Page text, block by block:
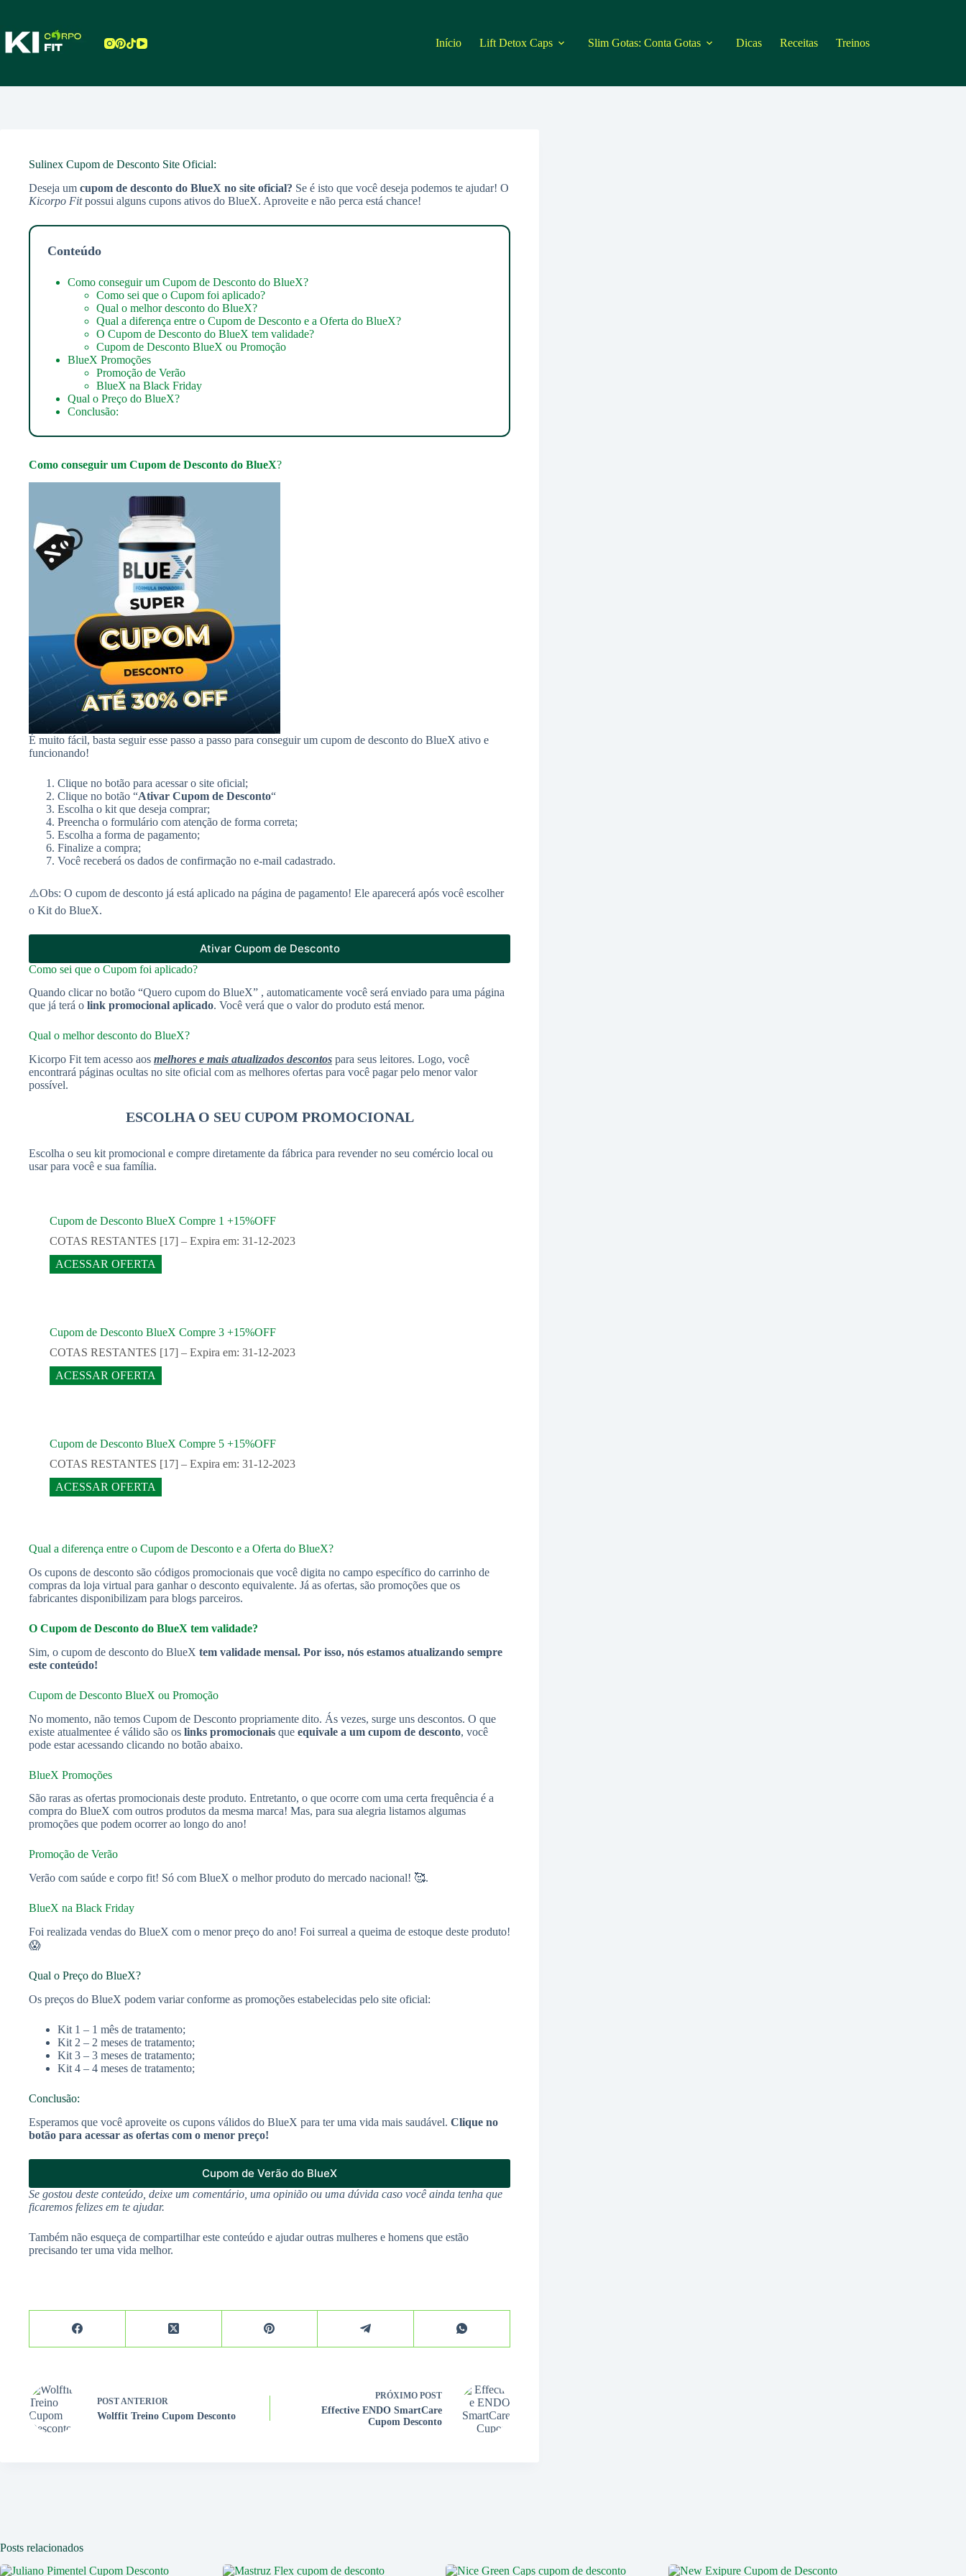
conteúdo
Início Lift Detox Caps Slim Gotas: Conta Gotas Dicas Receitas Treinos
Sulinex Cupom de Desconto Site Oficial:
Deseja um cupom de desconto do BlueX no site oficial? Se é isto que você deseja podemos te ajudar! O
Kicorpo Fitpossui alguns cupons ativos do BlueX. Aproveite e não perca está chance!
Conteúdo
Como conseguir um Cupom de Desconto do BlueX?
Como sei que o Cupom foi aplicado?
Qual o melhor desconto do BlueX?
Qual a diferença entre o Cupom de Desconto e a Oferta do BlueX?
O Cupom de Desconto do BlueX tem validade?
Cupom de Desconto BlueX ou Promoção
BlueX Promoções
Promoção de Verão
BlueX na Black Friday
Qual o Preço do BlueX?
Conclusão:
Como conseguir um Cupom de Desconto do BlueX?
É muito fácil, basta seguir esse passo a passo para conseguir um cupom de desconto do BlueX ativo e
funcionando!
Clique no botão para acessar o site oficial;
Clique no botão “Ativar Cupom de Desconto“
Escolha o kit que deseja comprar;
Preencha o formulário com atenção de forma correta;
Escolha a forma de pagamento;
Finalize a compra;
Você receberá os dados de confirmação no e-mail cadastrado.
⚠️Obs: O cupom de desconto já está aplicado na página de pagamento! Ele aparecerá após você escolher
o Kit do BlueX.
Ativar Cupom de Desconto
Como sei que o Cupom foi aplicado?
Quando clicar no botão “Quero cupom do BlueX” , automaticamente você será enviado para uma página
que já terá o link promocional aplicado. Você verá que o valor do produto está menor.
Qual o melhor desconto do BlueX?
Kicorpo Fit tem acesso aos melhores e mais atualizados descontos para seus leitores. Logo, você
encontrará páginas ocultas no site oficial com as melhores ofertas para você pagar pelo menor valor
possível.
ESCOLHA O SEU CUPOM PROMOCIONAL
Escolha o seu kit promocional e compre diretamente da fábrica para revender no seu comércio local ou
usar para você e sua família.
Cupom de Desconto BlueX Compre 1 +15%OFF
COTAS RESTANTES [17] – Expira em: 31-12-2023
ACESSAR OFERTA
Cupom de Desconto BlueX Compre 3 +15%OFF
COTAS RESTANTES [17] – Expira em: 31-12-2023
ACESSAR OFERTA
Cupom de Desconto BlueX Compre 5 +15%OFF
COTAS RESTANTES [17] – Expira em: 31-12-2023
ACESSAR OFERTA
Qual a diferença entre o Cupom de Desconto e a Oferta do BlueX?
Os cupons de desconto são códigos promocionais que você digita no campo específico do carrinho de
compras da loja virtual para ganhar o desconto equivalente. Já as ofertas, são promoções que os
fabricantes disponibilizam para blogs parceiros.
O Cupom de Desconto do BlueX tem validade?
Sim, o cupom de desconto do BlueX tem validade mensal. Por isso, nós estamos atualizando sempre
este conteúdo!
Cupom de Desconto BlueX ou Promoção
No momento, não temos Cupom de Desconto propriamente dito. Ás vezes, surge uns descontos. O que
existe atualmentee é válido são os links promocionais que equivale a um cupom de desconto, você
pode estar acessando clicando no botão abaixo.
BlueX Promoções
São raras as ofertas promocionais deste produto. Entretanto, o que ocorre com uma certa frequência é a
compra do BlueX com outros produtos da mesma marca! Mas, para sua alegria listamos algumas
promoções que podem ocorrer ao longo do ano!
Promoção de Verão
Verão com saúde e corpo fit! Só com BlueX o melhor produto do mercado nacional! 🥰.
BlueX na Black Friday
Foi realizada vendas do BlueX com o menor preço do ano! Foi surreal a queima de estoque deste produto!
😱
Qual o Preço do BlueX?
Os preços do BlueX podem variar conforme as promoções estabelecidas pelo site oficial:
Kit 1 – 1 mês de tratamento;
Kit 2 – 2 meses de tratamento;
Kit 3 – 3 meses de tratamento;
Kit 4 – 4 meses de tratamento;
Conclusão:
Esperamos que você aproveite os cupons válidos do BlueX para ter uma vida mais saudável. Clique no
botão para acessar as ofertas com o menor preço!
Cupom de Verão do BlueX
Se gostou deste conteúdo, deixe um comentário, uma opinião ou uma dúvida caso você ainda tenha que
ficaremos felizes em te ajudar.
Também não esqueça de compartilhar este conteúdo e ajudar outras mulheres e homens que estão
precisando ter uma vida melhor.
POSTANTERIOR
Wolffit Treino Cupom Desconto
PRÓXIMO POST
Effective ENDO SmartCare
Cupom Desconto
Posts relacionados